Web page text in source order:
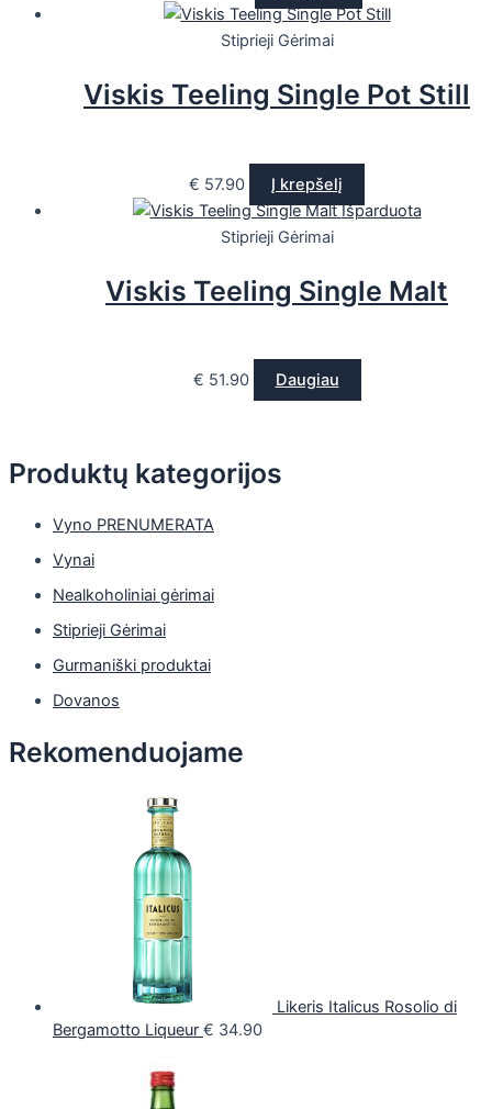
Produktų kategorijos
Vyno PRENUMERATA
Vynai
Nealkoholiniai gėrimai
Stiprieji Gėrimai
Gurmaniški produktai
Dovanos
Rekomenduojame
Likeris Italicus Rosolio di
Bergamotto Liqueur € 34.90
Stiprieji Gėrimai
Viskis Teeling Single Pot Still
€ 57.90
Į krepšelį
Išparduota
Stiprieji Gėrimai
Viskis Teeling Single Malt
€ 51.90 Daugiau